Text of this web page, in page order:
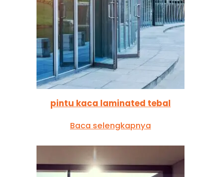
pintu kaca laminated tebal
Baca selengkapnya